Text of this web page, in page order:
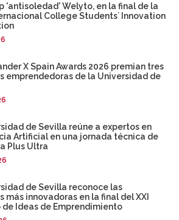
'antisoledad' Welyto, en la final de la
College Students´ Innovation
X Spain Awards 2026 premian tres
emprendedoras de la Universidad de
de Sevilla reúne a expertos en
Artificial en una jornada técnica de
Plus Ultra
de Sevilla reconoce las
más innovadoras en la final del XXI
de Ideas de Emprendimiento